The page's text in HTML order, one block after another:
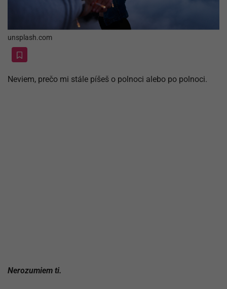
unsplash.com
Neviem, prečo mi stále píšeš o polnoci alebo po polnoci.
Nerozumiem ti.